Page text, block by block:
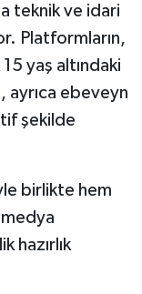
teknik ve idari
Platformların,
yaş altındaki
ayrıca ebeveyn
şekilde
birlikte hem
medya
hazırlık